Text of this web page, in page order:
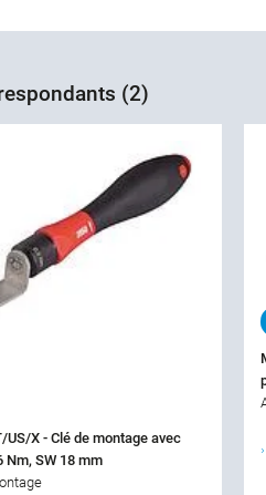
(2)
X - Clé de montage avec
Nm, SW 18 mm